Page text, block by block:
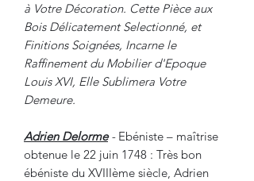
à Votre Décoration. Cette Pièce aux
Bois Délicatement Selectionné, et
Finitions Soignées, Incarne le
Raffinement du Mobilier d'Epoque
Louis XVI, Elle Sublimera Votre
Demeure.
Adrien Delorme-Ebéniste – maîtrise
obtenue le 22 juin 1748 : Très bon
ébéniste du XVIIIème siècle, Adrien